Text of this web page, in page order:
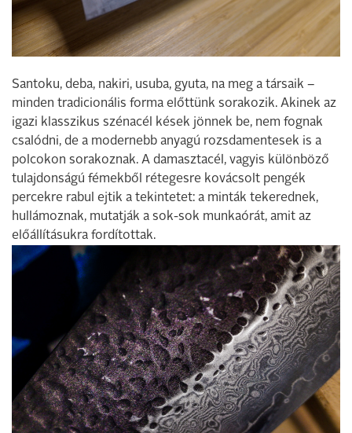
Santoku, deba, nakiri, usuba, gyuta, na meg a társaik –
minden tradicionális forma előttünk sorakozik. Akinek az
igazi klasszikus szénacél kések jönnek be, nem fognak
csalódni, de a modernebb anyagú rozsdamentesek is a
polcokon sorakoznak. A damasztacél, vagyis különböző
tulajdonságú fémekből rétegesre kovácsolt pengék
percekre rabul ejtik a tekintetet: a minták tekerednek,
hullámoznak, mutatják a sok-sok munkaórát, amit az
előállításukra fordítottak.